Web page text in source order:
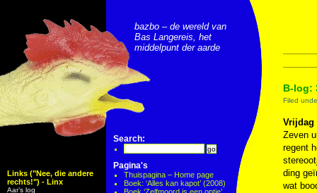
Links ("Nee, die andere
rechts!") - Linx
Aar’s log
bazbo – de wereld van
Bas Langereis, het
middelpunt der aarde
Search:
Pagina's
Thuispagina – Home page
Boek: ‘Alles kan kapot’ (2008)
B-log:
Filed
Vrijdag
Zeven
regent
ding
wat